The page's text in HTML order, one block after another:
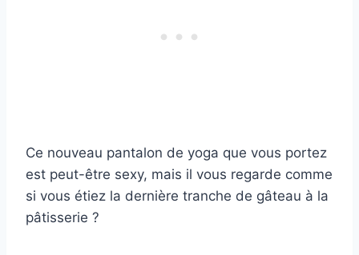
Ce nouveau pantalon de yoga que vous portez
est peut-être sexy, mais il vous regarde comme
si vous étiez la dernière tranche de gâteau à la
pâtisserie ?